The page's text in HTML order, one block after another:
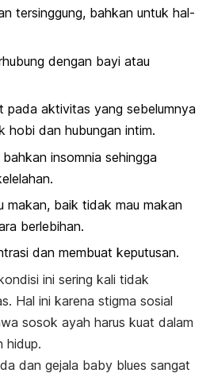
tersinggung, bahkan untuk hal-
dengan bayi atau
pada aktivitas yang sebelumnya
hobi dan hubungan intim.
insomnia sehingga
makan, baik tidak mau makan
berlebihan.
dan membuat keputusan.
ini sering kali tidak
Hal ini karena stigma sosial
sosok ayah harus kuat dalam
hidup.
dan gejala baby blues sangat